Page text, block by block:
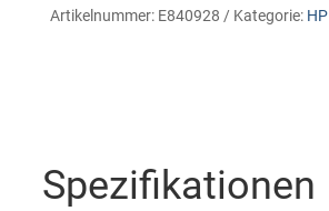
Artikelnummer: E840928 Kategorie: HP
Spezifikationen